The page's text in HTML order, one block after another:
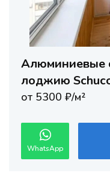
Алюминиевые
лоджию
от 5300 ₽/м²
WhatsApp